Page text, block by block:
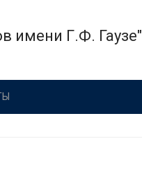
имени Г.Ф. Гаузе"